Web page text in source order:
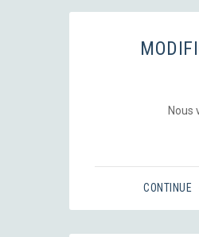
Nous
CONTINUE